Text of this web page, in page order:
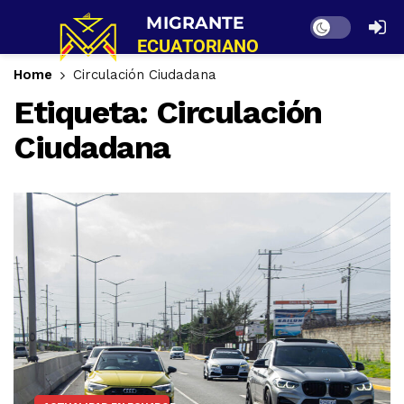
Dark mode
Home Circulación Ciudadana
Etiqueta: Circulación
Ciudadana